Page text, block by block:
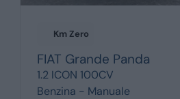
Km Zero
FIAT Grande Panda
1.2 ICON 100CV
Benzina - Manuale